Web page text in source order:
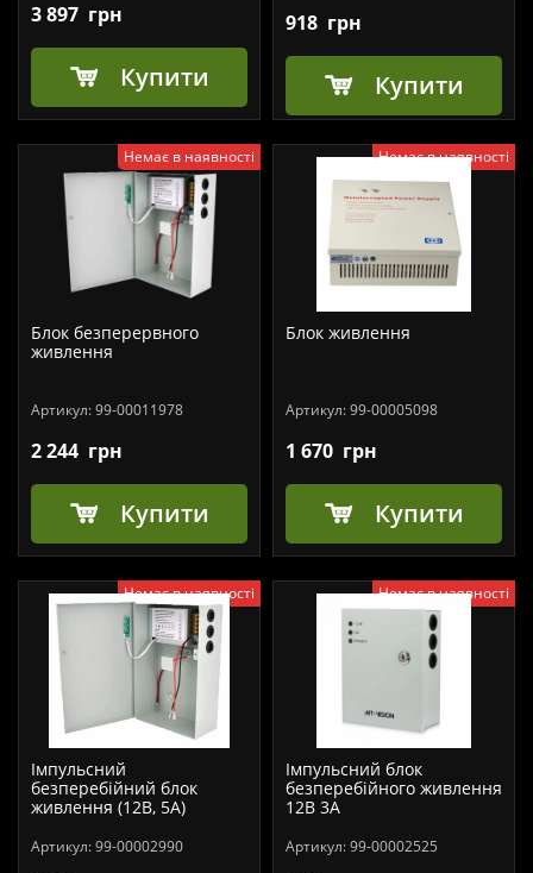
3 897 грн
Купити
918 грн
Купити
Немає в наявності
Блок безперервного
живлення
Артикул:99-00011978
2 244 грн
Купити
Немає в наявності
Блок живлення
Артикул:99-00005098
1 670 грн
Купити
Немає в наявності
Імпульсний
безперебійний блок
живлення (12В, 5А)
Артикул:99-00002990
Немає в наявності
Імпульсний блок
безперебійного живлення
12В 3А
Артикул:99-00002525